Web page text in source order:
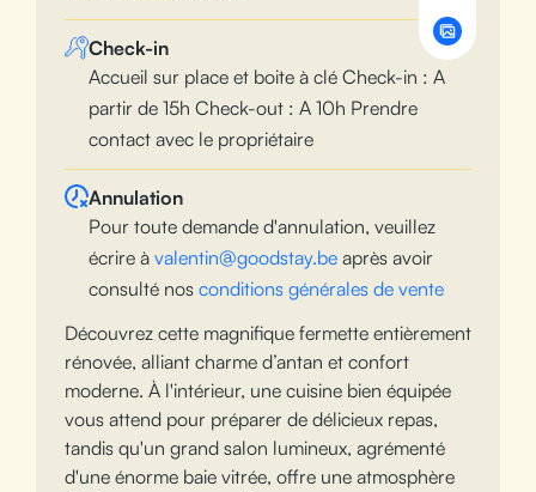
Check-in
Accueil sur place et boite à clé Check-in : A
partir de 15h Check-out : A 10h Prendre
contact avec le propriétaire
Annulation
Pour toute demande d'annulation, veuillez
écrire à valentin@goodstay.be après avoir
consulté nos conditions générales de vente
Découvrez cette magnifique fermette entièrement
rénovée, alliant charme d’antan et confort
moderne. À l'intérieur, une cuisine bien équipée
vous attend pour préparer de délicieux repas,
tandis qu'un grand salon lumineux, agrémenté
d'une énorme baie vitrée, offre une atmosphère